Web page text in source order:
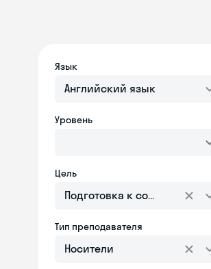
Язык
Английский язык
Уровень
Цель
Подготовка к
Тип преподавателя
Носители